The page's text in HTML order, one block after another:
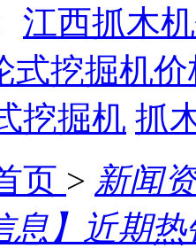
江西抓木
式挖掘机
挖掘机 抓
页 > 新闻
息】近期